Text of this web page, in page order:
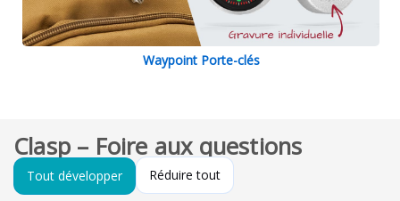
Waypoint Porte-clés
Clasp – Foire aux questions
Tout développer Réduire tout